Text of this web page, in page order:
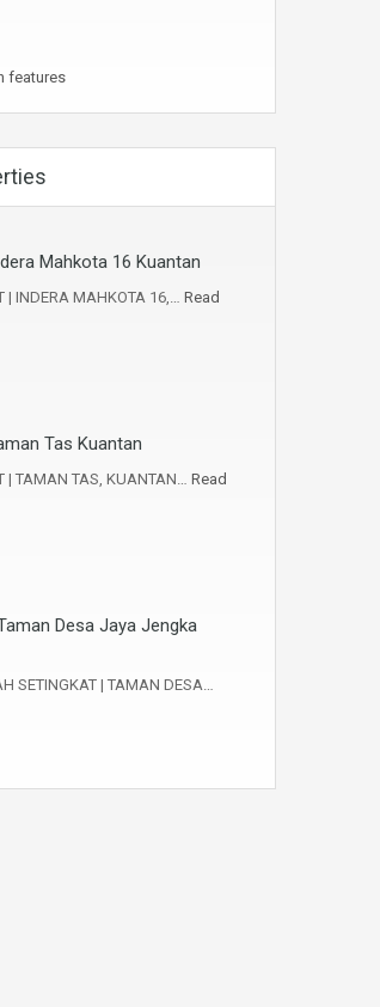
features
Mahkota 16 Kuantan
| INDERA MAHKOTA 16,… Read
Tas Kuantan
| TAMAN TAS, KUANTAN… Read
Desa Jaya Jengka
SETINGKAT | TAMAN DESA…